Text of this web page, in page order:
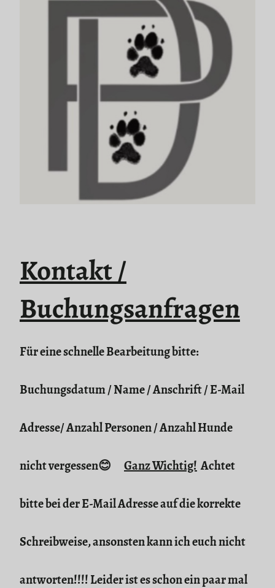
Kontakt /
Buchungsanfragen
Für eine schnelle Bearbeitung bitte:
Buchungsdatum / Name / Anschrift / E-Mail
Adresse/ Anzahl Personen / Anzahl Hunde
nicht vergessen😊 Ganz Wichtig! Achtet
bitte bei der E-Mail Adresse auf die korrekte
Schreibweise, ansonsten kann ich euch nicht
antworten!!!! Leider ist es schon ein paar mal